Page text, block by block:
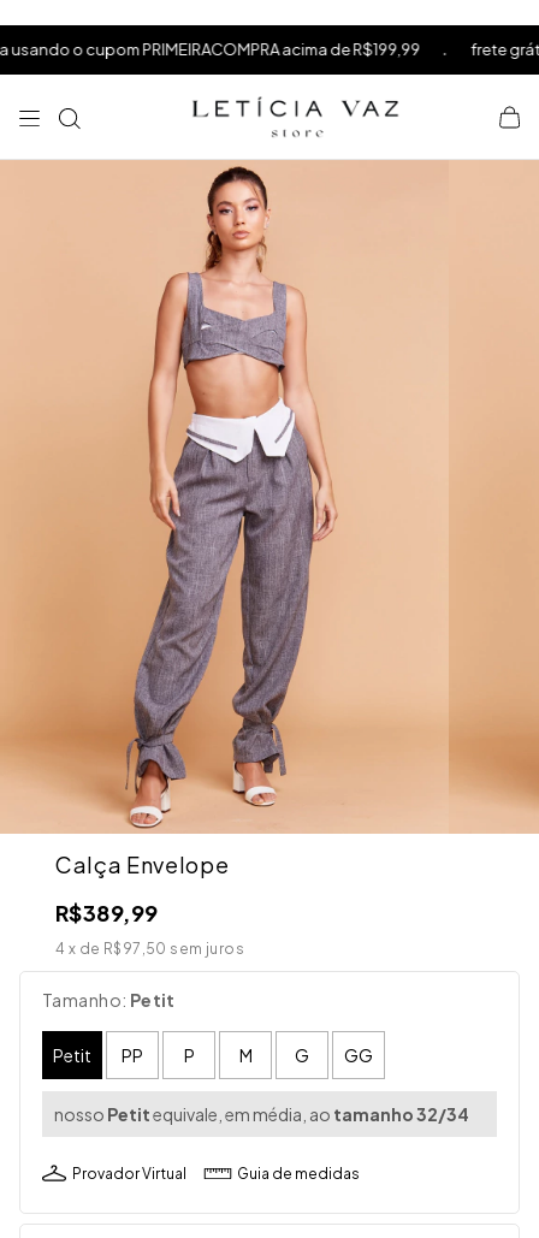
o cupom PRIMEIRACOMPRA acima de R$199,99 . frete grátis
Calça Envelope
R$389,99
4 x de R$97,50 sem juros
Tamanho: Petit
Petit PP P M G GG
nosso Petitequivale, em média, ao tamanho 32/34
Provador Virtual Guia de medidas